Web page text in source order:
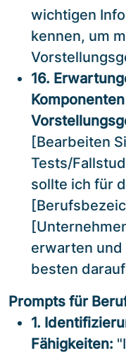
wichtigen
kennen, um
16.
[Bearbeiten
Tests/
sollte ich für
erwarten und
besten
Prompts für
1.
Fähigkeiten: